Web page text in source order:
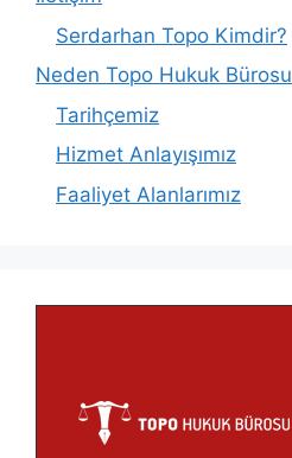
Serdarhan Topo Kimdir?
Neden Topo Hukuk Bürosu
Tarihçemiz
Hizmet Anlayışımız
Faaliyet Alanlarımız